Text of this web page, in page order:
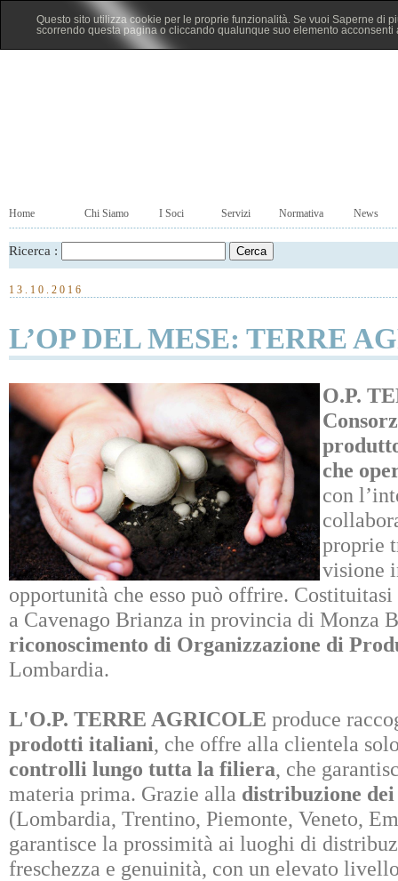
Questo sito utilizza cookie per le proprie funzionalità. Se vuoi Saperne di
scorrendo questa pagina o cliccando qualunque suo elemento acconsenti
Home Chi Siamo I Soci Servizi Normativa News
Ricerca :
13.10.2016
L’OP DEL MESE: TERRE
O.P.
che
con
proprie
visione
opportunità che esso può offrire.
a Cavenago Brianza in provincia di Monza
riconoscimento di Organizzazione di
Lombardia.
L'O.P. TERRE AGRICOLE produce
prodotti italiani, che offre alla clientela
controlli lungo tutta la filiera, che
materia prima. Grazie alla distribuzione
(Lombardia, Trentino, Piemonte, Veneto,
garantisce la prossimità ai luoghi di
freschezza e genuinità, con un elevato